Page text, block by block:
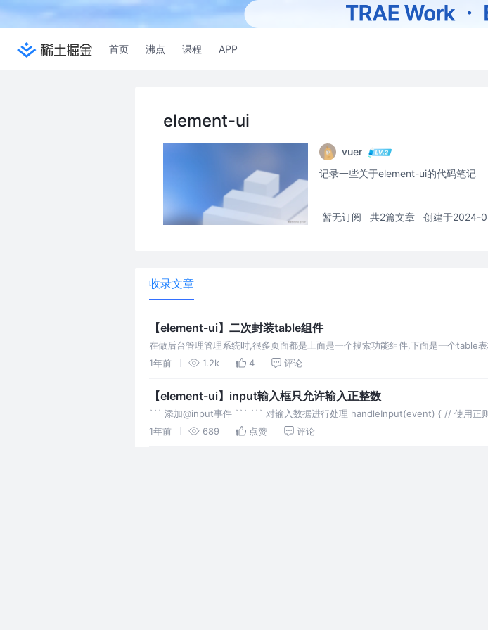
首页 沸点 课程 APP
element-ui
vuer
记录一些关于element-ui的代码笔记
暂无订阅 共2篇文章 创建于2024-
收录文章
【element-ui】二次封装table组件
在做后台管理管理系统时,很多页面都是上面是一个搜索功能组件,下面是一个table
dialog,因为这种页面dialog才
1年前 1.2k 4 评论
【element-ui】input输入框只允许输入正整数
``` 添加@input事件 ``` ``` 对输入数据进行处理 handleInput(event) { // 使用正
1年前
689 点赞 评论